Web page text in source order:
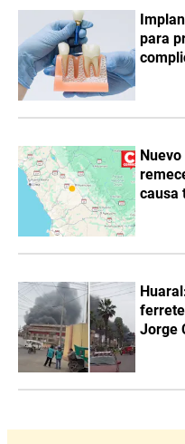
para
causa
Jorge